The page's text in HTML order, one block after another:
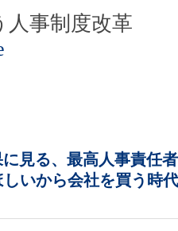
人事制度改革
見る、最高人事責任
しいから会社を買う時代